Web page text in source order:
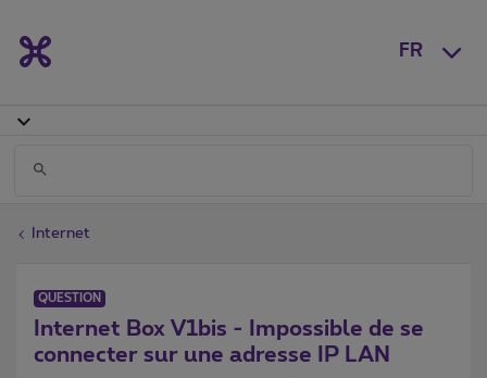
FR
Internet
QUESTION
Internet Box V1bis - Impossible de se
connecter sur une adresse IP LAN